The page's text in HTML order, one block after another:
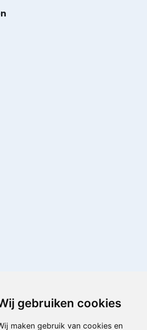
gebruiken cookies
maken gebruik van cookies en